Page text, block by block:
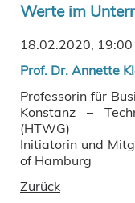
Werte im
18.02.2020, 19:00
Prof. Dr. Annette
Professorin für
Konstanz –
(HTWG)
Initiatorin und
of Hamburg
Zurück